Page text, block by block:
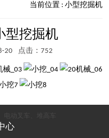
当前位置 : 小型挖掘机
型挖掘机
20 点击：752
心